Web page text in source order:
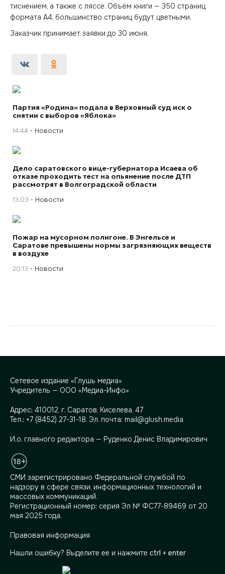
тиснением, а также с ляссе. Объём книги — 350 страниц
формата А4, большинство страниц будут цветными.
Заказчик принимает заявки до 30 июня.
Партия «Родина» подала в Верховный суд иск о
снятии с выборов «Яблока»
14:44 Новости
Дело саратовского вице-губернатора Исаева об
отказе проходить тест на опьянение после ДТП
рассмотрят в Волгоградской области
13:03 Новости
Пожар на мусорном полигоне. В Энгельсе и
Саратове превышены нормы загрязняющих веществ
в воздухе
20:13 Новости
Сетевое издание «Глушь медиа»
Учредитель — ООО «Медиа-Инфо»
Адрес: 410012, г. Саратов, Киселева, 47
Тел.: +7 (8452) 27-31-18. Эл. почта: mail@glush.media
И.о. главного редактора — Руденко Денис Владимирович
СМИ зарегистрировано Федеральной службой по
надзору в сфере связи, информационных технологий и
массовых коммуникаций.
Регистрационный номер: серия Эл № ФС77-89469 от 20
мая 2025 года.
Правовая информация
Нашли ошибку? Выделите ее и нажмите ctrl + enter